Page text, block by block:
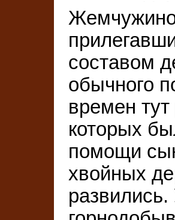
составом
обычного
времен
которых
помощи
хвойных